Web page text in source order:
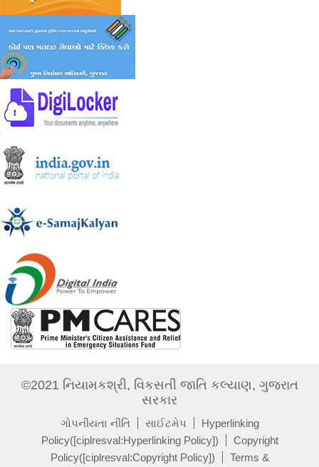
©2021 નિયામકશ્રી, વિકસતી જાતિ કલ્યાણ, ગુજરાત
સરકાર
ગોપનીયતા નીતિ સાઈટમેપ
Hyperlinking
Policy([ciplresval:Hyperlinking Policy])
Copyright
Policy([ciplresval:Copyright Policy])
Terms &